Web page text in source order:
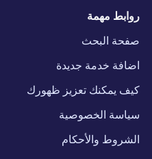
روابط مهمة
صفحة البحث
اضافة خدمة جديدة
كيف يمكنك تعزيز ظهورك
سياسة الخصوصية
الشروط والأحكام